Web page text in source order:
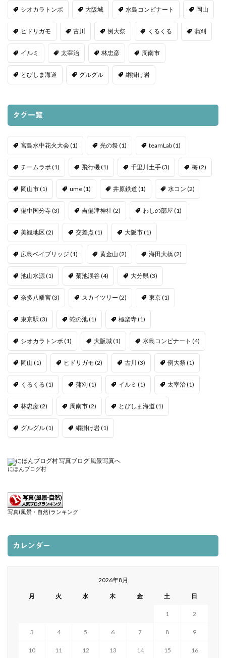
シオカラトンボ 大阪城 水島コンビナート 岡山
ヒドリガモ 古川 例大祭 くるくる 蒲刈
イルミ 太宰治 林忠彦 周南市
とびしま海道 グルグル 綱掛け岩
タグ一覧
宮島水中花火大会(1) 光の祭(1) teamLab(1)
チームラボ (1) 飛行機(1) 千里川土手(3) 梅(2)
岡山市(1) ume(1) 井原鉄道 (1) 水コン (2)
備中国分寺(3) 吉備津神社 (2) わしの部屋 (1)
美観地区(2) 交差点 (1) 大阪市(1)
広島ベイブリッジ (1) 黄金山 (2) 海田大橋(2)
池山水源(1) 菊池渓谷(4) 大分県 (3)
奈多八幡宮(3) スカイツリー (2) 東京(1)
東京駅 (3) 蛇の池(1) 極楽寺(1)
シオカラトンボ (1) 大阪城(1) 水島コンビナート (4)
岡山 (1) ヒドリガモ (2) 古川 (3) 例大祭(1)
くるくる (1) 蒲刈 (1) イルミ (1) 太宰治(1)
林忠彦(2) 周南市(2) とびしま海道 (1)
グルグル(1) 綱掛け岩(1)
にほんブログ村
写真(風景・自然)ランキング
カレンダー
2026年8月
月 火 水 木 金 土 日
1 2
3 4 5 6 7 8 9
10 11 12 13 14 15 16